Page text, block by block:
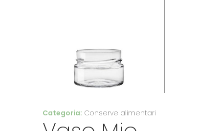
Categoria: Conserve alimentari